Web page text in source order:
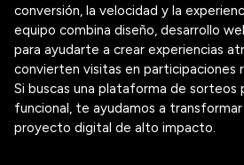
conversión, la velocidad y la
equipo combina diseño, desarrollo
para ayudarte a crear experiencias
convierten visitas en participaciones
Si buscas una plataforma de sorteos
funcional , te ayudamos a
proyecto digital de alto impacto.